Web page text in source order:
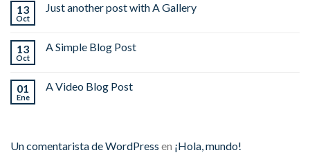
13
Oct
Just another post with A Gallery
13
Oct
A Simple Blog Post
01
Ene
A Video Blog Post
Un comentarista de WordPress en ¡Hola, mundo!